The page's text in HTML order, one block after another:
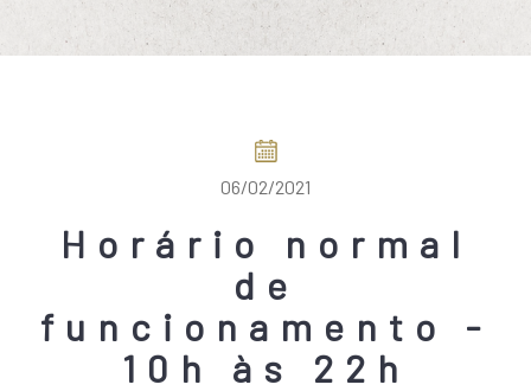
COMO CHEGAR
06/02/2021
Horário normal
de
funcionamento -
10h às 22h